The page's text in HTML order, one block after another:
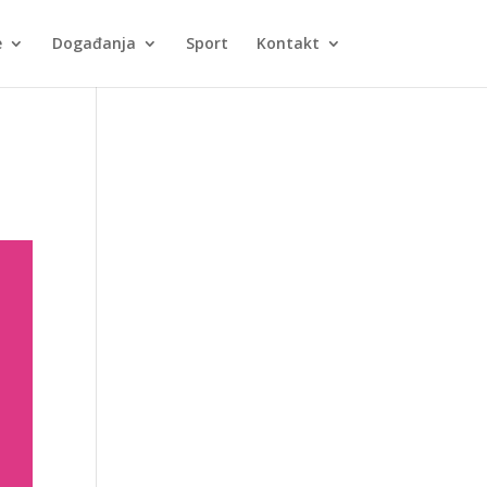
Događanja Sport Kontakt